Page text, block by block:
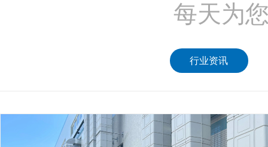
每天为
行业资讯